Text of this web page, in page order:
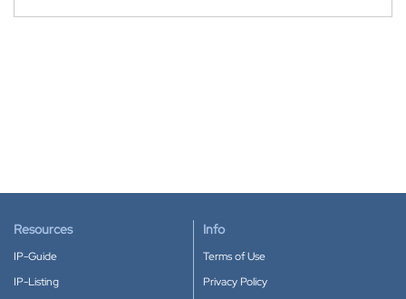
Resources
IP-Guide
IP-Listing
Info
Terms of Use
Privacy Policy